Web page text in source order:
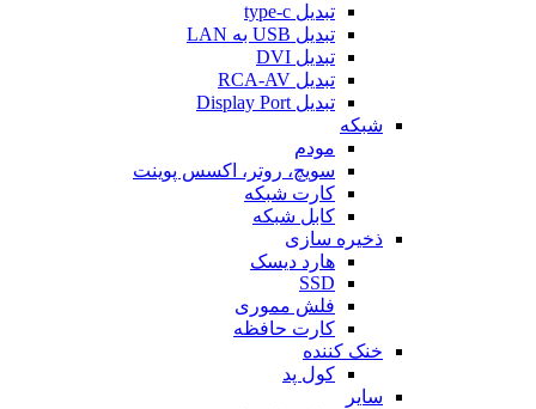
تبدیل type-c
تبدیل USB به LAN
تبدیل DVI
تبدیل RCA-AV
تبدیل Display Port
شبکه
مودم
سویچ، روتر، اکسس پوینت
کارت شبکه
کابل شبکه
ذخیره سازی
هارد دیسک
SSD
فلش مموری
کارت حافظه
خنک کننده
کول پد
سایر